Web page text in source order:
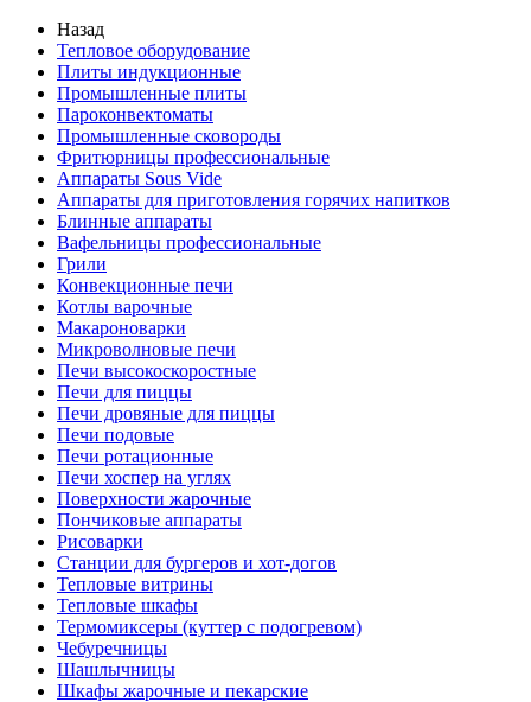
Назад
Тепловое оборудование
Плиты индукционные
Промышленные плиты
Пароконвектоматы
Промышленные сковороды
Фритюрницы профессиональные
Аппараты Sous Vide
Аппараты для приготовления горячих напитков
Блинные аппараты
Вафельницы профессиональные
Грили
Конвекционные печи
Котлы варочные
Макароноварки
Микроволновые печи
Печи высокоскоростные
Печи для пиццы
Печи дровяные для пиццы
Печи подовые
Печи ротационные
Печи хоспер на углях
Поверхности жарочные
Пончиковые аппараты
Рисоварки
Станции для бургеров и хот-догов
Тепловые витрины
Тепловые шкафы
Термомиксеры (куттер с подогревом)
Чебуречницы
Шашлычницы
Шкафы жарочные и пекарские